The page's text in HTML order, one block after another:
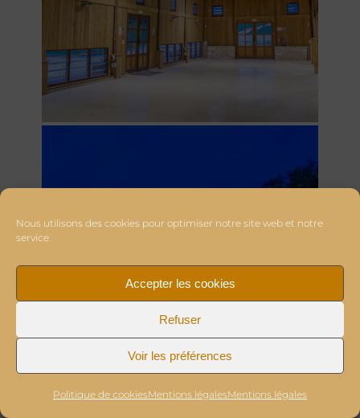
Nous utilisons des cookies pour optimiser notre site web et notre
service.
Accepter les cookies
Refuser
Voir les préférences
Politique de cookiesMentions légalesMentions légales